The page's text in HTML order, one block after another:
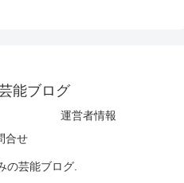
能ブログ
運営者情報
合せ
の芸能ブログ.